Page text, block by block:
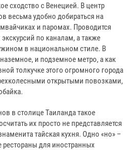
сходство с Венецией. В центр
весьма удобно добираться на
и паромах. Проводится
по каналам, а также
в национальном стиле. В
и подземное метро, а как
толкучке этого огромного города
открытыми повозками,
в столице Таиланда такое
их просто не представляется
тайская кухня. Одно «но» –
для иностранных